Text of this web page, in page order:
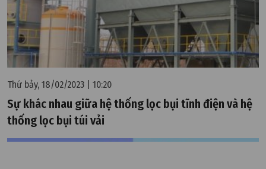
Thứ bảy, 18/02/2023 | 10:20
Sự khác nhau giữa hệ thống lọc bụi tĩnh điện và hệ
thống lọc bụi túi vải